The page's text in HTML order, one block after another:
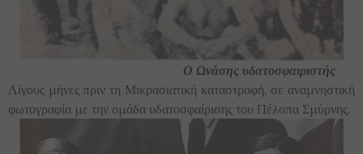
Ο Ωνάσης υδατοσφαιριστής
Λίγους μήνες πριν τη Μικρασιατική καταστροφή, σε αναμνηστική
φωτογραφία με την ομάδα υδατοσφαίρισης του Πέλοπα Σμύρνης.